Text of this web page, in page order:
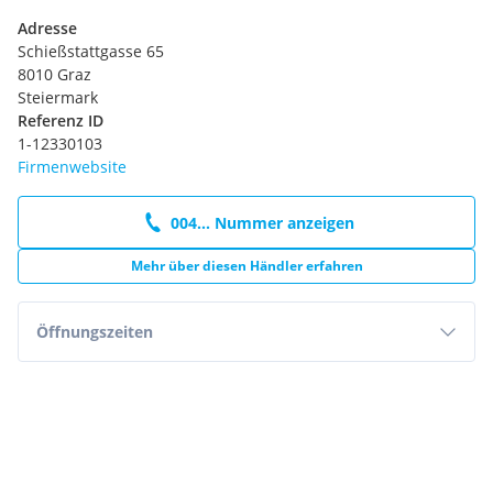
Adresse
Schießstattgasse 65
8010 Graz
Steiermark
Referenz ID
1-12330103
Firmenwebsite
004... Nummer anzeigen
Mehr über diesen Händler erfahren
Öffnungszeiten